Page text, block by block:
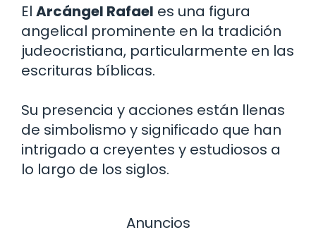
El Arcángel Rafael es una figura
angelical prominente en la tradición
judeocristiana, particularmente en las
escrituras bíblicas.
Su presencia y acciones están llenas
de simbolismo y significado que han
intrigado a creyentes y estudiosos a
lo largo de los siglos.
Anuncios